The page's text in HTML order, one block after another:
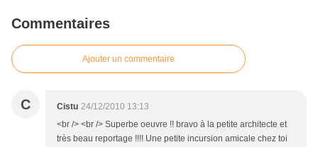
Commentaires
Ajouter un commentaire
C Cistu 24/12/2010 13:13
<br /> <br /> Superbe oeuvre !! bravo à la petite architecte et
très beau reportage !!!! Une petite incursion amicale chez toi